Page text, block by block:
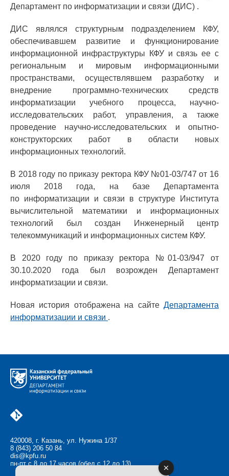
Департамент по информатизации и связи (ДИС) .
ДИС являлся структурным подразделением КФУ,
обеспечивавшем развитие и функционирование
информационной инфраструктуры КФУ и связь ее с
региональным и мировым информационными
пространствами, осуществлявшем разработку и
внедрение программно-технических средств
информатизации учебного процесса, научно-
исследовательских работ, управления, а также
проведение научно-исследовательских и опытно-
конструкторских работ в области новых
информационных технологий.
В 2018 году по приказу ректора КФУ №01-03/747 от 16
июля 2018 года, на базе Департамента
по информатизации и связи в структуре Института
вычислительной математики и информационных
технологий был создан Инженерный центр
телекоммуникаций и информационных систем КФУ.
В 2020 году по приказу ректора №01-03/947 от
30.10.2020 года был возрожден Департамент
информатизации и связи.
Новая история отображена на сайте Департамента
информатизации и связи .
420008, г. Казань, ул. Нужина 1/37
8 (843) 206 50 84
dis@kpfu.ru
пн-пт с 8 до 17 часов (обед с 12 до 13)